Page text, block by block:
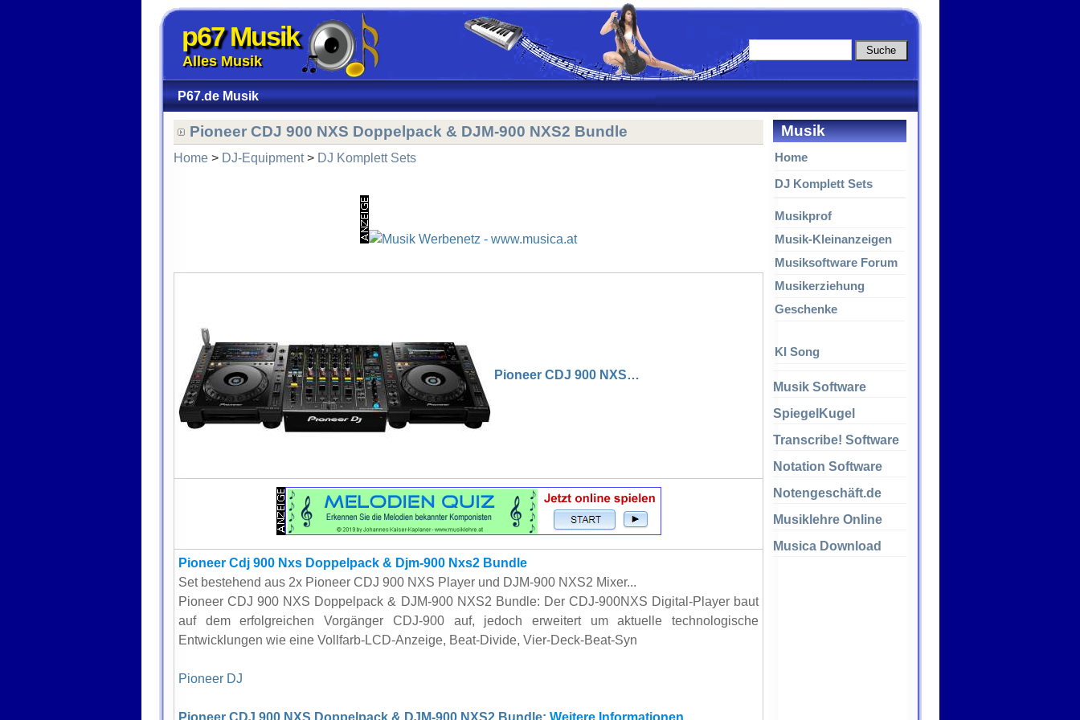
p67 Musik
Alles Musik
P67.de Musik
Musik
Home
DJ Komplett Sets
Musikprof
Musik-Kleinanzeigen
Musiksoftware Forum
Musikerziehung
Geschenke
KI Song
Musik Software
SpiegelKugel
Transcribe! Software
Notation Software
Notengeschäft.de
Musiklehre Online
Musica Download
Pioneer CDJ 900 NXS Doppelpack & DJM-900 NXS2 Bundle
Home > DJ-Equipment> DJ Komplett Sets
Pioneer CDJ 900 NXS…
Pioneer Cdj 900 Nxs Doppelpack & Djm-900 Nxs2 Bundle
Set bestehend aus 2x Pioneer CDJ 900 NXS Player und DJM-900 NXS2 Mixer...
Pioneer CDJ 900 NXS Doppelpack & DJM-900 NXS2 Bundle: Der CDJ-900NXS Digital-Player baut
auf dem erfolgreichen Vorgänger CDJ-900 auf, jedoch erweitert um aktuelle technologische
Entwicklungen wie eine Vollfarb-LCD-Anzeige, Beat-Divide, Vier-Deck-Beat-Syn
Pioneer DJ
Pioneer CDJ 900 NXS Doppelpack & DJM-900 NXS2 Bundle: Weitere Informationen...